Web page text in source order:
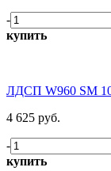
-
купить
ЛДСП W960 SM
4 625 руб.
-
купить